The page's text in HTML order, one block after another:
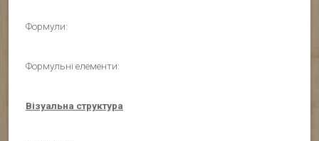
Формули:
Формульні елементи:
Візуальна структура